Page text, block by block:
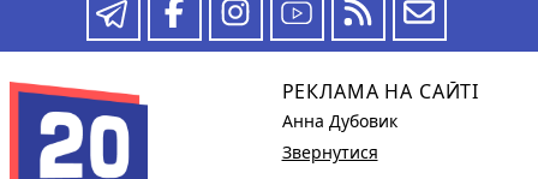
РЕКЛАМА НА САЙТІ
Анна Дубовик
Звернутися